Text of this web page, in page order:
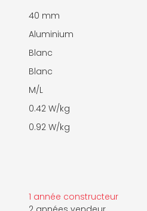
40 mm
Aluminium
Blanc
Blanc
M/L
0.42 W/kg
0.92 W/kg
1 année constructeur